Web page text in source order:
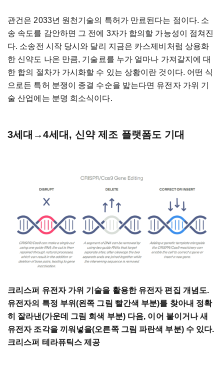
관건은 2033년 원천기술의 특허가 만료된다는 점이다. 소
송 속도를 감안하면 그 전에 3자가 합의할 가능성이 점쳐진
다. 소송전 시작 당시와 달리 지금은 카스제비처럼 상용화
한 신약도 나온 만큼, 기술료를 누가 얼마나 가져갈지에 대
한 합의 절차가 가시화할 수 있는 상황이란 것이다. 어떤 식
으로든 특허 분쟁이 종결 수순을 밟는다면 유전자 가위 기
술 산업에는 분명 희소식이다.
3세대→4세대, 신약 제조 플랫폼도 기대
크리스퍼 유전자 가위 기술을 활용한 유전자 편집 개념도.
유전자의 특정 부위(왼쪽 그림 빨간색 부분)를 찾아내 정확
히 잘라낸(가운데 그림 회색 부분) 다음, 이어 붙이거나 새
유전자 조각을 끼워넣을(오른쪽 그림 파란색 부분) 수 있다.
크리스퍼 테라퓨틱스 제공